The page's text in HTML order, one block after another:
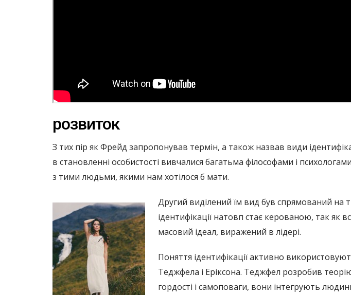
розвиток
З тих пір як Фрейд запропонував термін, а також назвав види
в становленні особистості вивчалися багатьма філософами і
з тими людьми, якими нам хотілося б мати.
Другий виділений їм вид був спрямований на
ідентифікації натовп стає керованою, так як
масовий ідеал, виражений в лідері.
Поняття ідентифікації активно
Теджфела і Еріксона. Теджфел розробив
гордості і самоповаги, вони інтегрують